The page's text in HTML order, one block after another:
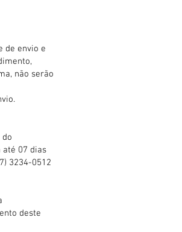
de envio e
não serão
até 07 dias
3234-0512
deste